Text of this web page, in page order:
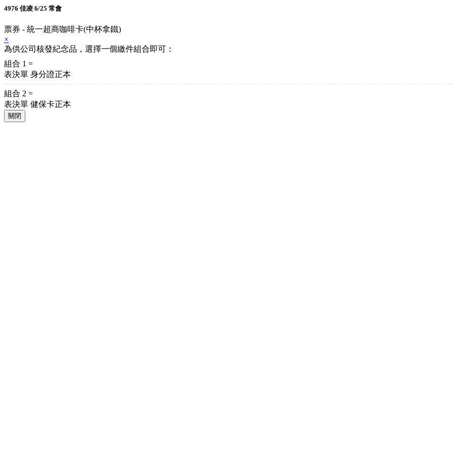
4976 佳凌 6/25 常會
票券 - 統一超商咖啡卡(中杯拿鐵)
×
為供公司核發紀念品，選擇一個繳件組合即可：
組合 1 =
表決單 身分證正本
組合 2 =
表決單 健保卡正本
關閉